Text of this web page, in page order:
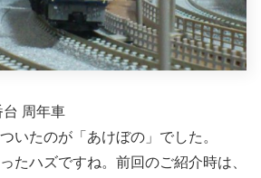
台 周年車
いたのが「あけぼの」でした。
たハズですね。前回のご紹介時は、